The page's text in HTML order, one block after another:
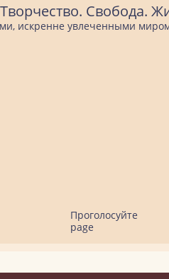
Творчество. Свобода.
искренне увлеченными
Проголосуйте
page